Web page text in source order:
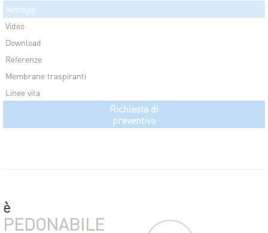
Vantaggi
Video
Download
Referenze
Membrane traspiranti
Linee vita
Richiesta di
preventivo
è
PEDONABILE